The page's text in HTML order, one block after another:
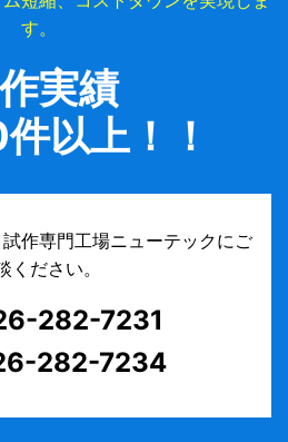
す。
実績
以上！！
作専門工場ニューテックにご
ください。
282-7231
282-7234